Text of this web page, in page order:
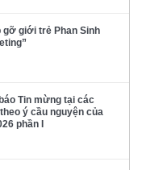
giới trẻ Phan Sinh
Tin mừng tại các
ý cầu nguyện của
phần I